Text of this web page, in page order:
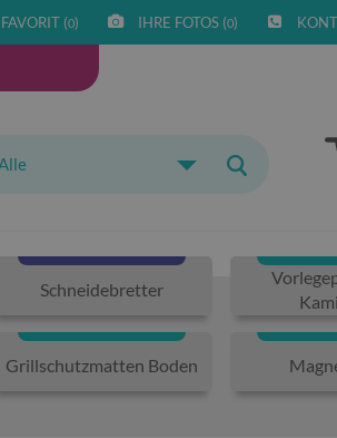
FAVORIT (0) IHRE FOTOS (0)
Schneidebretter
Grillschutzmatten Boden